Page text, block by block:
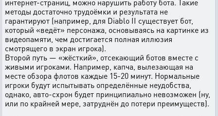
интернет-страниц, можно нарушить работу бота. Такие
методы достаточно трудоёмки и результата не
гарантируют (например, для Diablo II существует бот,
который «ведёт» персонажа, основываясь на картинке из
видеопамяти, чем достигается полная иллюзия
смотрящего в экран игрока).
Второй путь — «жёсткий», отсекающий ботов вместе с
живыми игроками. Например, капча, вылезающая на
месте обзора флотов каждые 15-20 минут. Нормальные
игроки будут испытывать определённые неудобства,
однако, авто-схрон будет принципиально невозможен (ну,
или по крайней мере, затруднён до потери преимуществ).